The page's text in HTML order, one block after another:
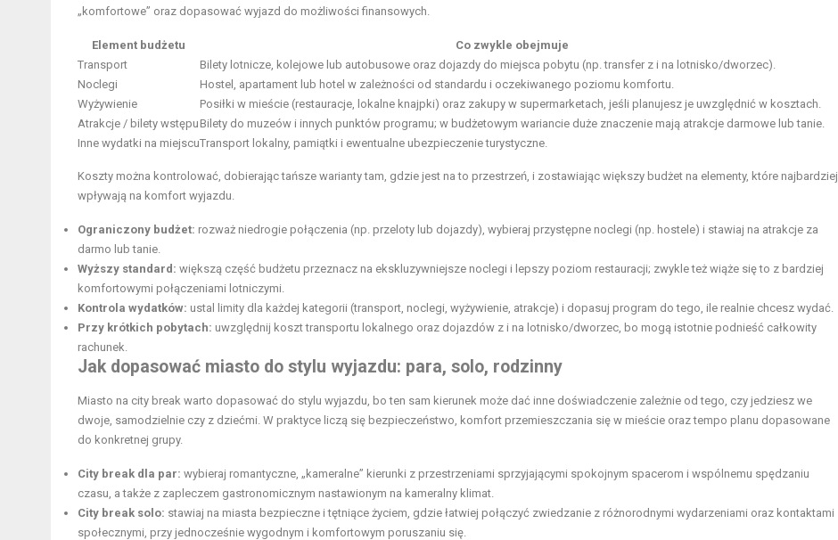
„komfortowe” oraz dopasować wyjazd do możliwości finansowych.
Element budżetu
Co zwykle obejmuje
Transport
Bilety lotnicze, kolejowe lub autobusowe oraz dojazdy do miejsca pobytu (np. transfer z i na lotnisko/dworzec).
Noclegi
Hostel, apartament lub hotel w zależności od standardu i oczekiwanego poziomu komfortu.
Wyżywienie
Posiłki w mieście (restauracje, lokalne knajpki) oraz zakupy w supermarketach, jeśli planujesz je uwzględnić w kosztach.
Atrakcje / bilety wstępu Bilety do muzeów i innych punktów programu; w budżetowym wariancie duże znaczenie mają atrakcje darmowe lub tanie.
Inne wydatki na miejscuTransport lokalny, pamiątki i ewentualne ubezpieczenie turystyczne.
Koszty można kontrolować, dobierając tańsze warianty tam, gdzie jest na to przestrzeń, i zostawiając większy budżet na elementy, które najbardziej
wpływają na komfort wyjazdu.
Ograniczony budżet: rozważ niedrogie połączenia (np. przeloty lub dojazdy), wybieraj przystępne noclegi (np. hostele) i stawiaj na atrakcje za
darmo lub tanie.
Wyższy standard: większą część budżetu przeznacz na ekskluzywniejsze noclegi i lepszy poziom restauracji; zwykle też wiąże się to z bardziej
komfortowymi połączeniami lotniczymi.
Kontrola wydatków: ustal limity dla każdej kategorii (transport, noclegi, wyżywienie, atrakcje) i dopasuj program do tego, ile realnie chcesz wydać.
Przy krótkich pobytach: uwzględnij koszt transportu lokalnego oraz dojazdów z i na lotnisko/dworzec, bo mogą istotnie podnieść całkowity
rachunek.
Jak dopasować miasto do stylu wyjazdu: para, solo, rodzinny
Miasto na city break warto dopasować do stylu wyjazdu, bo ten sam kierunek może dać inne doświadczenie zależnie od tego, czy jedziesz we
dwoje, samodzielnie czy z dziećmi. W praktyce liczą się bezpieczeństwo, komfort przemieszczania się w mieście oraz tempo planu dopasowane
do konkretnej grupy.
City break dla par: wybieraj romantyczne, „kameralne” kierunki z przestrzeniami sprzyjającymi spokojnym spacerom i wspólnemu spędzaniu
czasu, a także z zapleczem gastronomicznym nastawionym na kameralny klimat.
City break solo: stawiaj na miasta bezpieczne i tętniące życiem, gdzie łatwiej połączyć zwiedzanie z różnorodnymi wydarzeniami oraz kontaktami
społecznymi, przy jednocześnie wygodnym i komfortowym poruszaniu się.